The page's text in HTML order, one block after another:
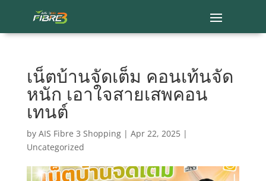
เน็ตบ้านจัดเต็ม คอนเท้นจัด
หนัก เอาใจสายเสพคอน
เทนต์
by AIS Fibre 3 Shopping| Apr 22, 2025|
Uncategorized